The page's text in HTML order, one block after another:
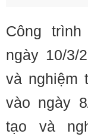
Công
ngày 10/3/
và nghiệm
vào ngày
tạo và